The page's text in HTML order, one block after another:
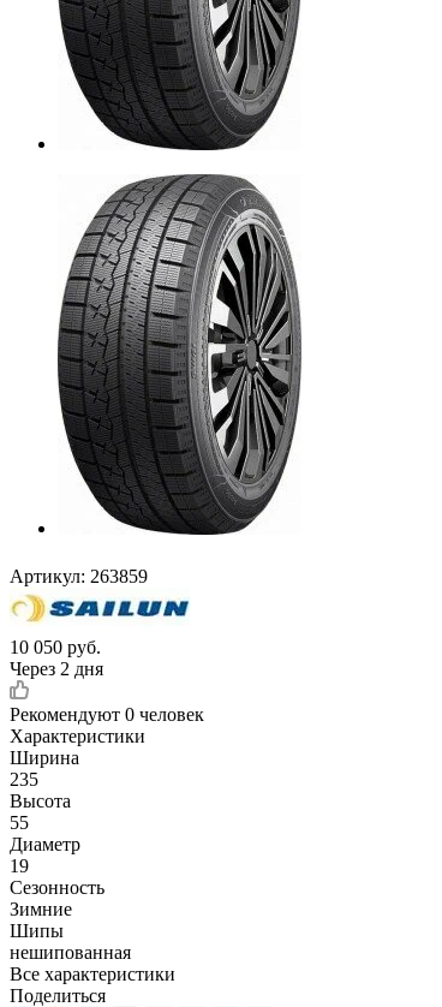
Артикул: 263859
10 050 руб.
Через 2 дня
Рекомендуют 0 человек
Характеристики
Ширина
235
Высота
55
Диаметр
19
Сезонность
Зимние
Шипы
нешипованная
Все характеристики
Поделиться